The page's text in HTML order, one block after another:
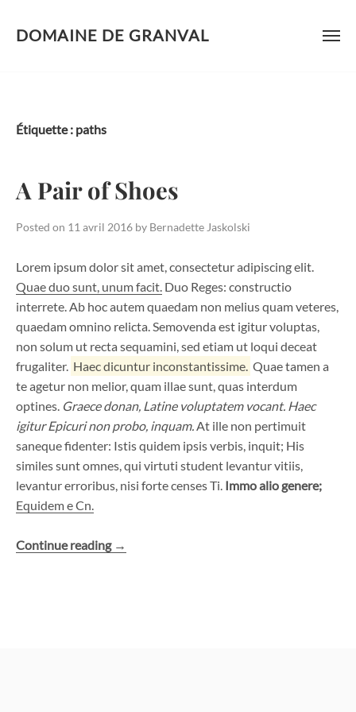
content
DOMAINE DE GRANVAL
Étiquette : paths
A Pair of Shoes
Posted on 11 avril 2016 by Bernadette Jaskolski
Lorem ipsum dolor sit amet, consectetur adipiscing elit.
Quae duo sunt, unum facit. Duo Reges: constructio
interrete. Ab hoc autem quaedam non melius quam veteres,
quaedam omnino relicta. Semovenda est igitur voluptas,
non solum ut recta sequamini, sed etiam ut loqui deceat
frugaliter. Haec dicuntur inconstantissime. Quae tamen a
te agetur non melior, quam illae sunt, quas interdum
optines. Graece donan, Latine voluptatem vocant. Haec
igitur Epicuri non probo, inquam. At ille non pertimuit
saneque fidenter: Istis quidem ipsis verbis, inquit; His
similes sunt omnes, qui virtuti student levantur vitiis,
levantur erroribus, nisi forte censes Ti. Immo alio genere;
Equidem e Cn.
Continue reading « A
→